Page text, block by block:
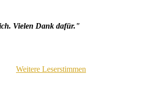
Vielen Dank dafür."
Weitere Leserstimmen